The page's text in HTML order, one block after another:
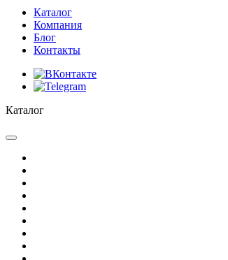
Каталог
Компания
Блог
Контакты
Каталог